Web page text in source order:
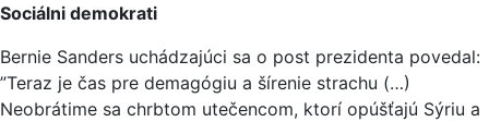
Sociálni demokrati
Bernie Sanders uchádzajúci sa o post prezidenta povedal:
”Teraz je čas pre demagógiu a šírenie strachu (…)
Neobrátime sa chrbtom utečencom, ktorí opúšťajú Sýriu a